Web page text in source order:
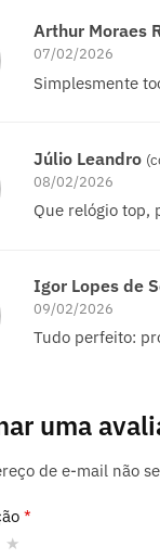
Arthur Moraes
07/02/2026
Simplesmente
Júlio Leandro
08/02/2026
Que relógio top,
Igor Lopes de
09/02/2026
Tudo perfeito:
uma
de e-mail não
*